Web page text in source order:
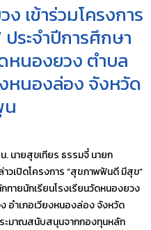
เข้าร่วมโครงการ
ระจำปีการศึกษา
หนองยวง ตำบล
หนองล่อง จังหวัด
น
นายสุขเทียร ธรรมจี๋ นายก
วเปิดโครงการ “สุขภาพฟันดี มีสุข”
ทายนักเรียนโรงเรียนวัดหนองยวง
อำเภอเวียงหนองล่อง จังหวัด
ะมาณสนับสนุนจากกองทุนหลัก